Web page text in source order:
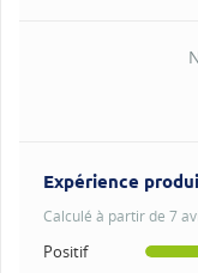
Expérience
Calculé à partir de 7
Positif